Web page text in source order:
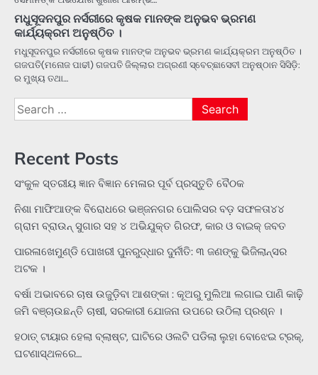
ମଧୁସୂଦନପୁର ନର୍ସରୀରେ କୃଷକ ମାନଙ୍କ ଅନୁଭବ ଭ୍ରମଣ
କାର୍ଯ୍ୟକ୍ରମ ଅନୁଷ୍ଠିତ ।
ମଧୁସୂଦନପୁର ନର୍ସରୀରେ କୃଷକ ମାନଙ୍କ ଅନୁଭବ ଭ୍ରମଣ କାର୍ଯ୍ୟକ୍ରମ ଅନୁଷ୍ଠିତ ।
ଗଜପତି(ମନୋଜ ପାଢୀ) ଗଜପତି ଜିଲ୍ଲାର ଅଗ୍ରଣୀ ସ୍ବେଚ୍ଛାସେବୀ ଅନୁଷ୍ଠାନ ସିସିଡ଼ି:
ର ମୁଖ୍ୟ ତଥା…
Search
for:
Recent Posts
ସଂକୁଳ ସ୍ତରୀୟ ଜ୍ଞାନ ବିଜ୍ଞାନ ମେଳାର ପୂର୍ବ ପ୍ରସ୍ତୁତି ବୈଠକ
ନିଶା ମାଫିଆଙ୍କ ବିରୋଧରେ ଭଞ୍ଜନଗର ପୋଲିସର ବଡ଼ ସଫଳତା୪୪
ଗ୍ରାମ ବ୍ରାଉନ୍ ସୁଗାର ସହ ୪ ଅଭିଯୁକ୍ତ ଗିରଫ, କାର ଓ ବାଇକ୍ ଜବତ
ପାରଳାଖେମୁଣ୍ଡି ପୋଖରୀ ପୁନରୁଦ୍ଧାର ଦୁର୍ନୀତି: ୩ ଜଣଙ୍କୁ ଭିଜିଲାନ୍ସର
ଅଟକ ।
ବର୍ଷା ଅଭାବରେ ଚାଷ ଉଜୁଡ଼ିବା ଆଶଙ୍କା : କୂଅରୁ ମୁଲିଆ ଲଗାଇ ପାଣି କାଢ଼ି
ଜମି ବଞ୍ଚାଉଛନ୍ତି ଚାଷୀ, ସରକାରୀ ଯୋଜନା ଉପରେ ଉଠିଲା ପ୍ରଶ୍ନ ।
ହଠାତ୍‌ ଟାୟାର ହେଲା ବ୍ଲାଷ୍ଟ, ଘାଟିରେ ଓଲଟି ପଡିଲା ଲୁହା ବୋଝେଇ ଟ୍ରକ୍‌,
ଘଟଣାସ୍ଥଳରେ…